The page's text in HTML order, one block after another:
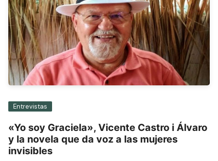
Entrevistas
«Yo soy Graciela», Vicente Castro i Álvaro
y la novela que da voz a las mujeres
invisibles